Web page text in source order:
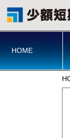
HOME